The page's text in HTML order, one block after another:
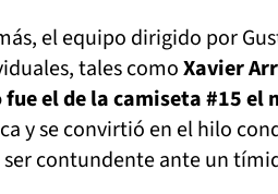
el equipo dirigido por
tales comoXavier
fue el de la camiseta #15 el
y se convirtió en el hilo
ser contundente ante un